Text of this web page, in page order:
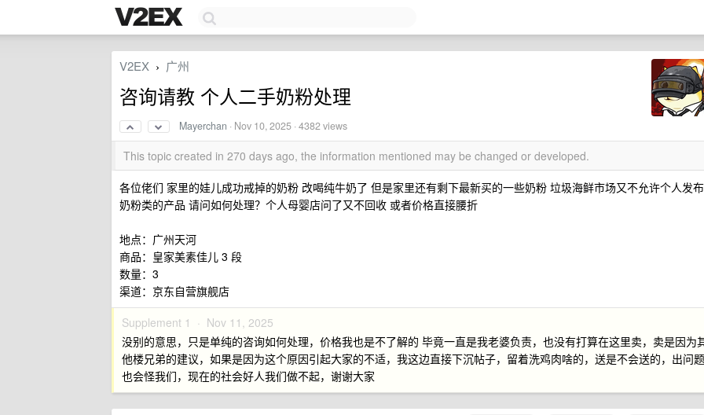
V2EX › 广州
咨询请教 个人二手奶粉处理
Mayerchan · Nov 10, 2025 · 4382 views
This topic created in 270 days ago, the information mentioned may be changed or developed.
各位佬们 家里的娃儿成功戒掉的奶粉 改喝纯牛奶了 但是家里还有剩下最新买的一些奶粉 垃圾海鲜市场又不允许个人发布
奶粉类的产品 请问如何处理？个人母婴店问了又不回收 或者价格直接腰折
地点：广州天河
商品：皇家美素佳儿 3 段
数量：3
渠道：京东自营旗舰店
Supplement 1 · Nov 11, 2025
没别的意思，只是单纯的咨询如何处理，价格我也是不了解的 毕竟一直是我老婆负责，也没有打算在这里卖，卖是因为
他楼兄弟的建议，如果是因为这个原因引起大家的不适，我这边直接下沉帖子，留着洗鸡肉啥的，送是不会送的，出问题
也会怪我们，现在的社会好人我们做不起，谢谢大家